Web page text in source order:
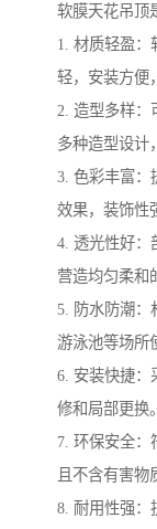
软膜天花吊顶
1. 材质轻盈：
轻，安装方便
2. 造型多样：
多种造型设计
3. 色彩丰富：
效果，装饰性
4. 透光性好：
营造均匀柔和
5. 防水防潮：
游泳池等场所
6. 安装快捷：
修和局部更换。
7. 环保安全：
且不含有害物
8. 耐用性强：